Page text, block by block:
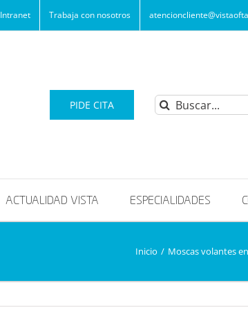
Intranet Trabaja con nosotros
PIDE CITA Buscar:
ACTUALIDAD VISTA ESPECIALIDADES
Inicio / Moscas volantes